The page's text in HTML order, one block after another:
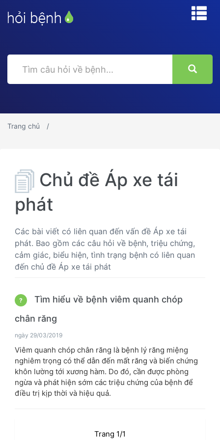
Trang chủ
Chủ đề Áp xe tái
phát
Các bài viết có liên quan đến vấn đề Áp xe tái
phát. Bao gồm các câu hỏi về bệnh, triệu chứng,
cảm giác, biểu hiện, tình trạng bệnh có liên quan
đến chủ đề Áp xe tái phát
?
Tìm hiểu về bệnh viêm quanh chóp
chân răng
ngày 29/03/2019
Viêm quanh chóp chân răng là bệnh lý răng miệng
nghiêm trọng có thể dẫn đến mất răng và biến chứng
khôn lường tới xương hàm. Do đó, cần được phòng
ngừa và phát hiện sớm các triệu chứng của bệnh để
điều trị kịp thời và hiệu quả.
Trang 1/1